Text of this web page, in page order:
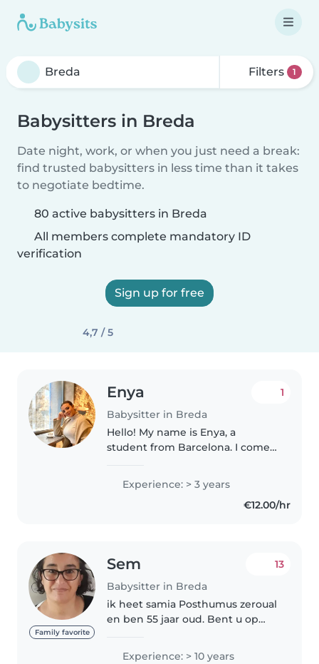
Filters 1
Babysitters in Breda
Date night, work, or when you just need a break:
find trusted babysitters in less time than it takes
to negotiate bedtime.
80 active babysitters in Breda
All members complete mandatory ID
verification
Sign up for free
4,7 / 5
Enya
Babysitter in Breda
1
Hello! My name is Enya, a
student from Barcelona. I come
as the oldest of four siblings I've
been caring for children for as
Experience: > 3 years
€12.00/hr
Family favorite
Sem
Babysitter in Breda
13
ik heet samia Posthumus zeroual
en ben 55 jaar oud. Bent u op
Experience: > 10 years